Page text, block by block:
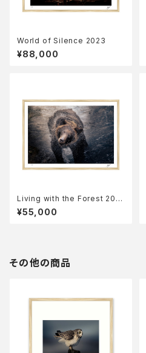
World of Silence 2023
¥88,000
Living with the Forest 202
3
¥55,000
その他の商品